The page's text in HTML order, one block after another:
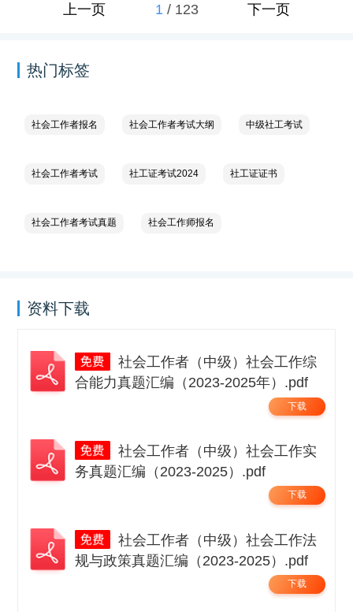
上一页 1 / 123 下一页
热门标签
社会工作者报名 社会工作者考试大纲 中级社工考试
社会工作者考试 社工证考试2024 社工证证书
社会工作者考试真题 社会工作师报名
资料下载
社会工作者（中级）社会工作综
合能力真题汇编（2023-2025年）.pdf
下载
社会工作者（中级）社会工作实
务真题汇编（2023-2025）.pdf
下载
社会工作者（中级）社会工作法
规与政策真题汇编（2023-2025）.pdf
下载